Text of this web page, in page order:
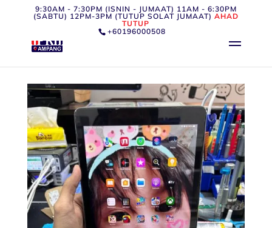
9:30AM - 7:30PM (ISNIN - JUMAAT) 11AM - 6:30PM
(SABTU) 12PM-3PM (TUTUP SOLAT JUMAAT) AHAD
TUTUP
+60196000508